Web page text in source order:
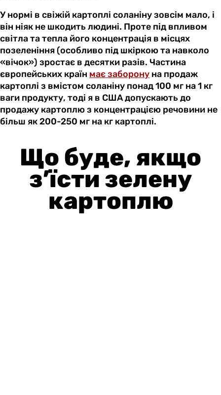
У нормі в свіжій картоплі соланіну зовсім мало, і
він ніяк не шкодить людині. Проте під впливом
світла та тепла його концентрація в місцях
позеленіння (особливо під шкіркою та навколо
«вічок») зростає в десятки разів. Частина
європейських країн має заборону на продаж
картоплі з вмістом соланіну понад 100 мг на 1 кг
ваги продукту, тоді я в США допускають до
продажу картоплю з концентрацією речовини не
більш як 200-250 мг на кг картоплі.
Що буде, якщо
з’їсти зелену
картоплю